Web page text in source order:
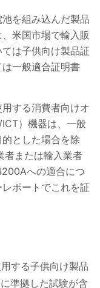
を組み込んだ製品
米国市場で輸入販
は子供向け製品証
一般適合証明書
する消費者向けオ
）機器は、一般
とした場合を除
者または輸入業者
への適合につ
ポートでこれを証
する子供向け製品
準拠した試験が含